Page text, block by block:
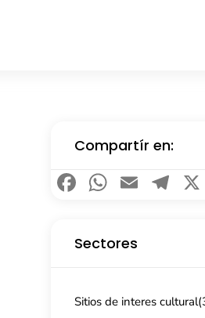
Compartír en:
Facebook
Email
Sectores
Sitios de interes cultural